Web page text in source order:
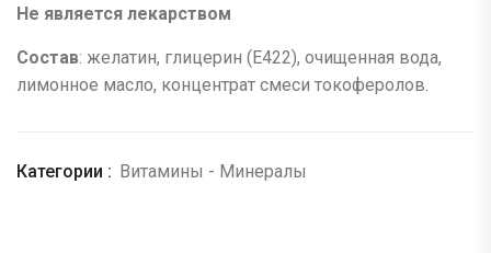
Не является лекарством
Состав: желатин, глицерин (E422), очищенная вода,
лимонное масло, концентрат смеси токоферолов.
Категории : Витамины - Минералы